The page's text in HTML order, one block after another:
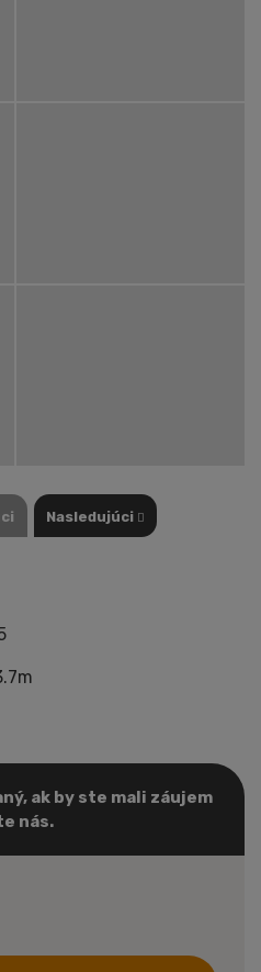
Nasledujúci
ak by ste mali záujem
nás.